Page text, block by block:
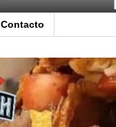
Contacto